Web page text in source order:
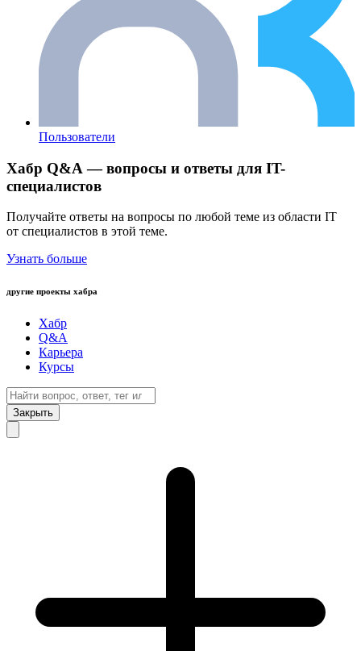
Пользователи
Хабр Q&A — вопросы и ответы для IT-
специалистов
Получайте ответы на вопросы по любой теме из области IT
от специалистов в этой теме.
Узнать больше
другие проекты хабра
Хабр
Q&A
Карьера
Курсы
Закрыть